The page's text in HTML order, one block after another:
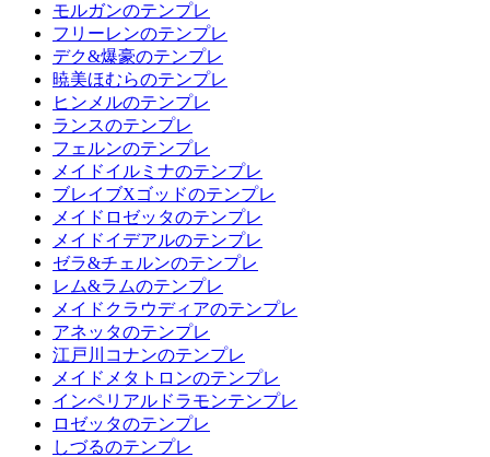
モルガンのテンプレ
フリーレンのテンプレ
デク&爆豪のテンプレ
暁美ほむらのテンプレ
ヒンメルのテンプレ
ランスのテンプレ
フェルンのテンプレ
メイドイルミナのテンプレ
ブレイブXゴッドのテンプレ
メイドロゼッタのテンプレ
メイドイデアルのテンプレ
ゼラ&チェルンのテンプレ
レム&ラムのテンプレ
メイドクラウディアのテンプレ
アネッタのテンプレ
江戸川コナンのテンプレ
メイドメタトロンのテンプレ
インペリアルドラモンテンプレ
ロゼッタのテンプレ
しづるのテンプレ